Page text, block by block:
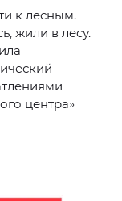
к лесным.
жили в лесу.
центра»